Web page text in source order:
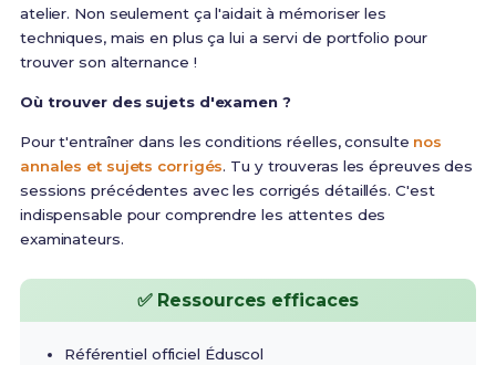
atelier. Non seulement ça l'aidait à mémoriser les
techniques, mais en plus ça lui a servi de portfolio pour
trouver son alternance !
Où trouver des sujets d'examen ?
Pour t'entraîner dans les conditions réelles, consulte nos
annales et sujets corrigés. Tu y trouveras les épreuves des
sessions précédentes avec les corrigés détaillés. C'est
indispensable pour comprendre les attentes des
examinateurs.
✅ Ressources efficaces
Référentiel officiel Éduscol